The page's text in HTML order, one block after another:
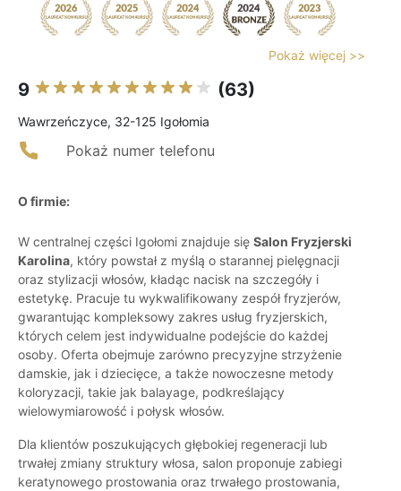
Pokaż więcej >>
9 (63)
Wawrzeńczyce, 32-125 Igołomia
Pokaż numer telefonu
O firmie:
W centralnej części Igołomi znajduje się Salon Fryzjerski
Karolina, który powstał z myślą o starannej pielęgnacji
oraz stylizacji włosów, kładąc nacisk na szczegóły i
estetykę. Pracuje tu wykwalifikowany zespół fryzjerów,
gwarantując kompleksowy zakres usług fryzjerskich,
których celem jest indywidualne podejście do każdej
osoby. Oferta obejmuje zarówno precyzyjne strzyżenie
damskie, jak i dziecięce, a także nowoczesne metody
koloryzacji, takie jak balayage, podkreślający
wielowymiarowość i połysk włosów.
Dla klientów poszukujących głębokiej regeneracji lub
trwałej zmiany struktury włosa, salon proponuje zabiegi
keratynowego prostowania oraz trwałego prostowania,